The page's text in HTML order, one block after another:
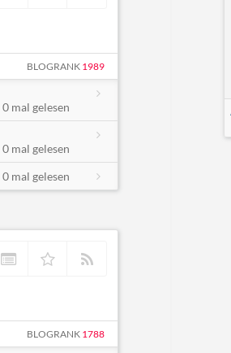
BLOGRANK 1989
0 mal gelesen
0 mal gelesen
0 mal gelesen
BLOGRANK 1788